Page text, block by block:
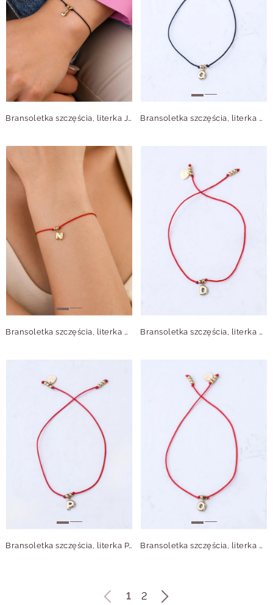
Bransoletka szczęścia, literka J, stal pozłacana S109076Z01 Bransoletka szczęścia, literka O, stal pozłacana S109077Z01
Bransoletka szczęścia, literka N, stal pozłacana S109072Z03 Bransoletka szczęścia, literka D, stal pozłacana S109074Z03
Bransoletka szczęścia, literka P, stal pozłacana S109075Z03 Bransoletka szczęścia, literka O, stal pozłacana S109077Z03
1 2